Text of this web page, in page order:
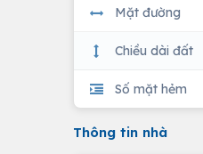
Mặt đường
Chiều dài đất
Số mặt hẻm
Thông tin nhà